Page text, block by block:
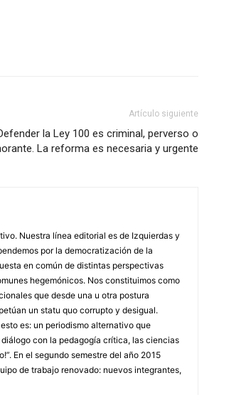
Artículo siguiente
la Ley 100 es criminal, perverso o
La reforma es necesaria y urgente
Nuestra línea editorial es de Izquierdas y
por la democratización de la
en común de distintas perspectivas
hegemónicos. Nos constituimos como
que desde una u otra postura
un statu quo corrupto y desigual.
es: un periodismo alternativo que
con la pedagogía crítica, las ciencias
En el segundo semestre del año 2015
de trabajo renovado: nuevos integrantes,